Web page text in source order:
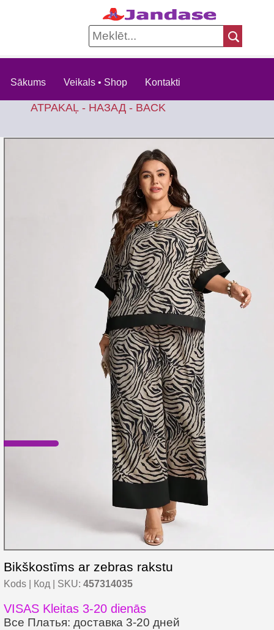
Sākums Veikals • Shop Kontakti
ATPAKAĻ - НАЗАД - BACK
Bikškostīms ar zebras rakstu
Kods | Код | SKU: 457314035
VISAS Kleitas 3-20 dienās
Все Платья: доставка 3-20 дней